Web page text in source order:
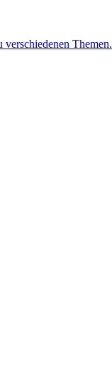
Themen.